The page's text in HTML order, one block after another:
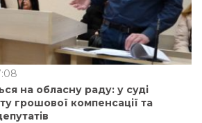
на обласну раду: у суді
грошової компенсації та